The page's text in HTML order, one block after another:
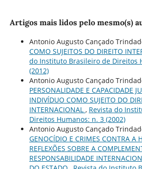
Artigos mais lidos pelo mesmo(s)
Antonio Augusto Cançado
COMO SUJEITOS DO DIREITO
do Instituto Brasileiro de Direitos
(2012)
Antonio Augusto Cançado
PERSONALIDADE E CAPACIDADE
INDIVÍDUO COMO SUJEITO DO
INTERNACIONAL , Revista do
Direitos Humanos: n. 3 (2002)
Antonio Augusto Cançado
GENOCÍDIO E CRIMES CONTRA A
REFLEXÕES SOBRE A
RESPONSABILIDADE